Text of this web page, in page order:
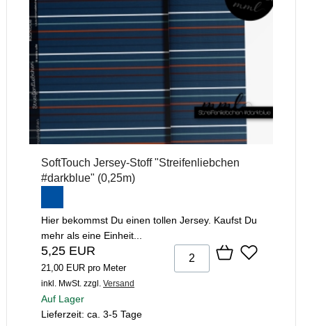
SoftTouch Jersey-Stoff "Streifenliebchen
#darkblue" (0,25m)
Hier bekommst Du einen tollen Jersey. Kaufst Du
mehr als eine Einheit...
5,25 EUR
21,00 EUR pro Meter
inkl. MwSt. zzgl. Versand
Auf Lager
Lieferzeit: ca. 3-5 Tage